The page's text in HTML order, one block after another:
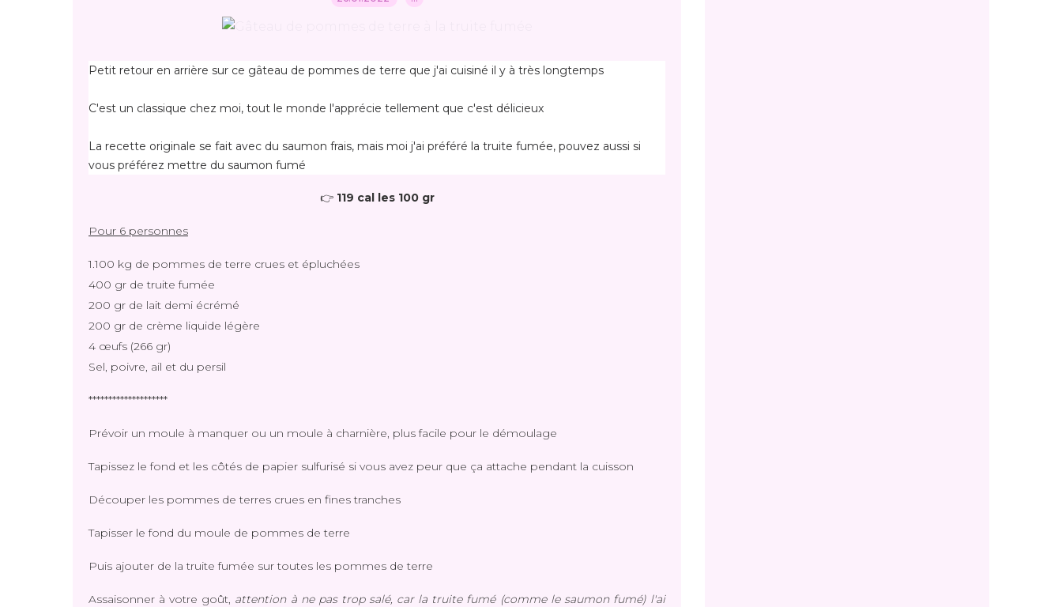
Petit retour en arrière sur ce gâteau de pommes de terre que j'ai cuisiné il y à très longtemps
C'est un classique chez moi, tout le monde l'apprécie tellement que c'est délicieux
La recette originale se fait avec du saumon frais, mais moi j'ai préféré la truite fumée, pouvez aussi si
vous préférez mettre du saumon fumé
👉119 cal les 100 gr
Pour 6 personnes
1.100 kg de pommes de terre crues et épluchées
400 gr de truite fumée
200 gr de lait demi écrémé
200 gr de crème liquide légère
4 œufs (266 gr)
Sel, poivre, ail et du persil
********************
Prévoir un moule à manquer ou un moule à charnière, plus facile pour le démoulage
Tapissez le fond et les côtés de papier sulfurisé si vous avez peur que ça attache pendant la cuisson
Découper les pommes de terres crues en fines tranches
Tapisser le fond du moule de pommes de terre
Puis ajouter de la truite fumée sur toutes les pommes de terre
Assaisonner à votre goût, attention à ne pas trop salé, car la truite fumé (comme le saumon fumé) l'ai